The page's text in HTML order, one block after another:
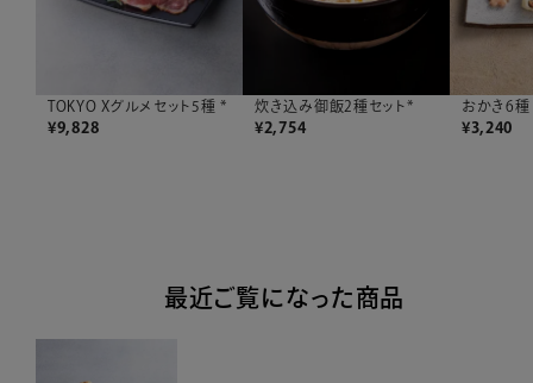
TOKYO Xグルメセット5種 *
¥9,828
炊き込み御飯2種セット*
¥2,754
おかき6
¥3,240
最近ご覧になった商品